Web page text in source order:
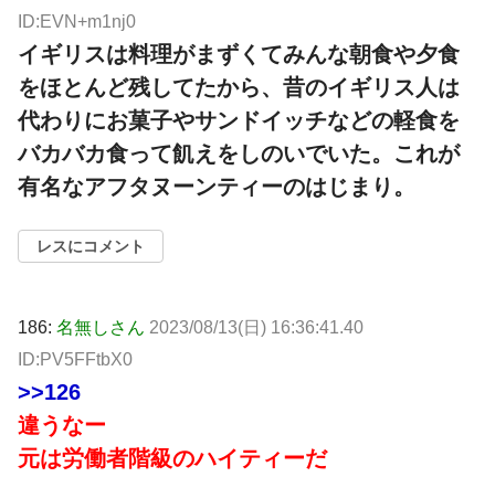
ID:EVN+m1nj0
イギリスは料理がまずくてみんな朝食や夕食
をほとんど残してたから、昔のイギリス人は
代わりにお菓子やサンドイッチなどの軽食を
バカバカ食って飢えをしのいでいた。これが
有名なアフタヌーンティーのはじまり。
レスにコメント
186: 名無しさん 2023/08/13(日) 16:36:41.40
ID:PV5FFtbX0
>>126
違うなー
元は労働者階級のハイティーだ